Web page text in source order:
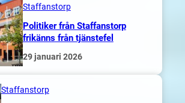
Staffanstorp
Politiker från Staffanstorp
frikänns från tjänstefel
29 januari 2026
Staffanstorp